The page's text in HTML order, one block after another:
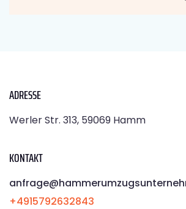
ADRESSE
Werler Str. 313, 59069 Hamm
KONTAKT
+4915792632843